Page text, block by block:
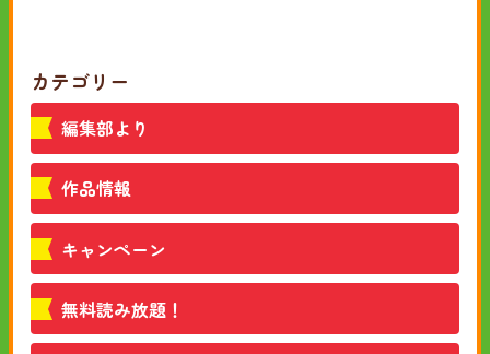
カテゴリー
編集部より
作品情報
キャンペーン
無料読み放題！